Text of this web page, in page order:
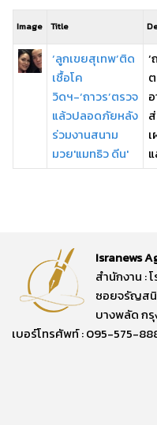
Image Title
‘ลูกเขยสุเทพ’ติด
เชื้อโค
วิดฯ-‘ถาวร’ตรวจ
แล้วปลอดภัยหลัง
ร่วมงานสนาม
มวย'แมทธิว ดีน'
Isranews
สำนักงาน :
ซอยจรัญสนิ
บางพลัด ก
เบอร์โทรศัพท์ : 095-575-